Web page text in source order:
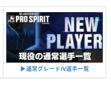
▶︎通常グレードⅣ選手一覧